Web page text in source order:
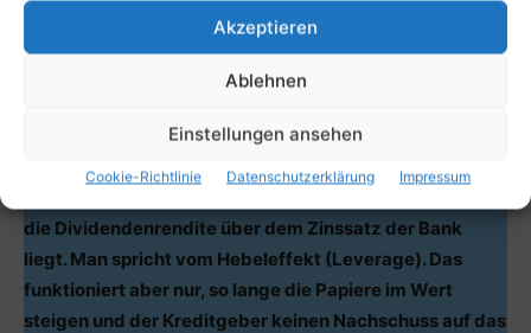
Akzeptieren
Ablehnen
Einstellungen ansehen
Cookie-Richtlinie Datenschutzerklärung Impressum
Ihr Eigenkapital von 300 Euro sinkt zwar auf 16 Prozent,
der Gesamtüberschuss (Dividende minus Zinsen) wächst
allerdings von 30 auf 48 Euro.
Zusammengefasst:
die Dividendenrendite über dem Zinssatz der Bank
liegt. Man spricht vom Hebeleffekt (Leverage). Das
funktioniert aber nur, so lange die Papiere im Wert
steigen und der Kreditgeber keinen Nachschuss auf das